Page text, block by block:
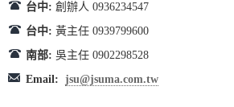
台中: 創辦人 0936234547
台中: 黃主任 0939799600
南部: 吳主任 0902298528
Email: jsu@jsuma.com.tw